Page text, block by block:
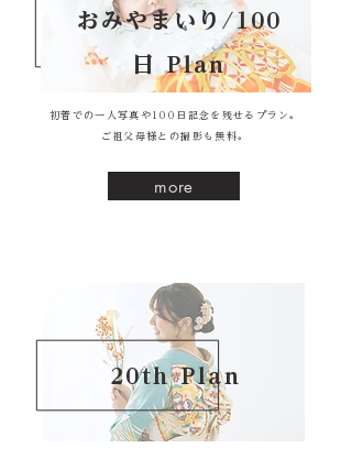
おみやまいり/100
日 Plan
more
初着での一人写真や100日記念を残せるプラン。
ご祖父母様との撮影も無料。
20th Plan